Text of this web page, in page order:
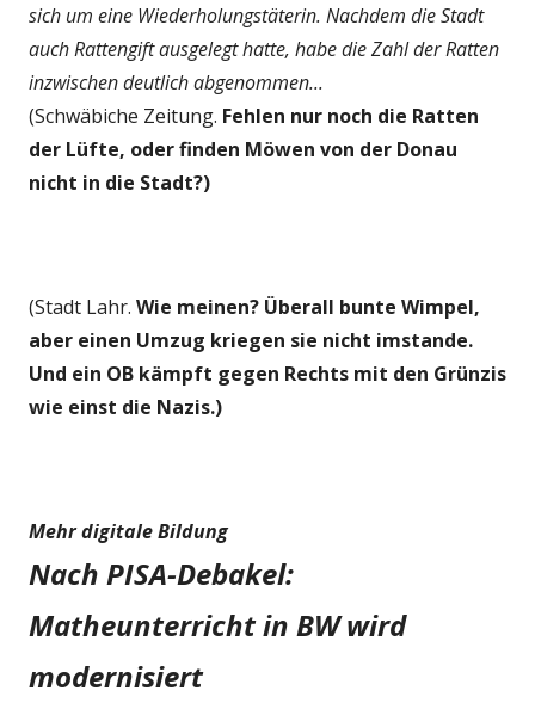
sich um eine Wiederholungstäterin. Nachdem die Stadt
auch Rattengift ausgelegt hatte, habe die Zahl der Ratten
inzwischen deutlich abgenommen...
(Schwäbiche Zeitung. Fehlen nur noch die Ratten
der Lüfte, oder finden Möwen von der Donau
nicht in die Stadt?)
(Stadt Lahr. Wie meinen? Überall bunte Wimpel,
aber einen Umzug kriegen sie nicht imstande.
Und ein OB kämpft gegen Rechts mit den Grünzis
wie einst die Nazis.)
Mehr digitale Bildung
Nach PISA-Debakel:
Matheunterricht in BW wird
modernisiert